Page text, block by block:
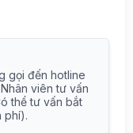
gọi đến hotline
viên tư vấn
thể tư vấn bắt
phí).